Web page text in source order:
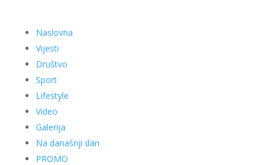
Naslovna
Vijesti
Društvo
Sport
Lifestyle
Video
Galerija
Na današnji dan
PROMO